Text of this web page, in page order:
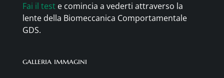
Fai il test e comincia a vederti attraverso la
lente della Biomeccanica Comportamentale
GDS.
galleria immagini